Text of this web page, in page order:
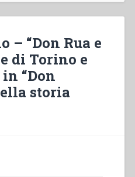
– “Don Rua e
di Torino e
“Don
storia